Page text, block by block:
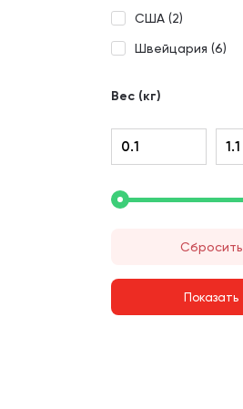
США (2)
Швейцария (6)
Вес (кг)
Сбросить